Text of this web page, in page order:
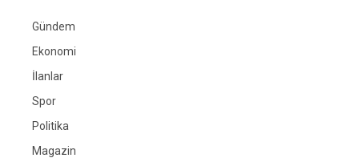
Gündem
Ekonomi
İlanlar
Spor
Politika
Magazin